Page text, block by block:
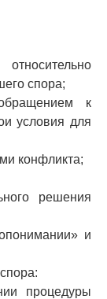
спора;
к
условия для
конфликта;
решения
и
процедуры